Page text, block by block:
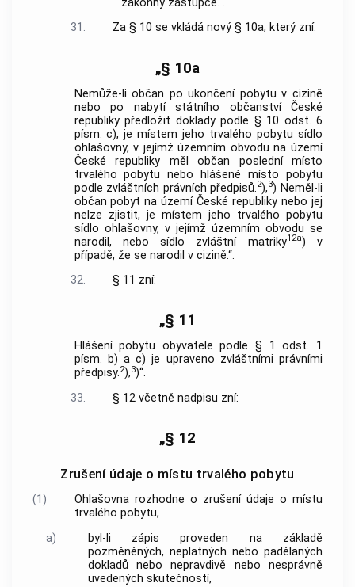
zákonný zástupce.“.
31.
Za § 10 se vkládá nový § 10a, který zní:
„§ 10a
Nemůže-li občan po ukončení pobytu v cizině
nebo po nabytí státního občanství České
republiky předložit doklady podle § 10 odst. 6
písm. c), je místem jeho trvalého pobytu sídlo
ohlašovny, v jejímž územním obvodu na území
České republiky měl občan poslední místo
trvalého pobytu nebo hlášené místo pobytu
podle zvláštních právních předpisů.2),3) Neměl-li
občan pobyt na území České republiky nebo jej
nelze zjistit, je místem jeho trvalého pobytu
sídlo ohlašovny, v jejímž územním obvodu se
narodil, nebo sídlo zvláštní matriky12a) v
případě, že se narodil v cizině.“.
32.
§ 11 zní:
„§ 11
Hlášení pobytu obyvatele podle § 1 odst. 1
písm. b) a c) je upraveno zvláštními právními
předpisy.2),3)“.
33.
§ 12 včetně nadpisu zní:
„§ 12
Zrušení údaje o místu trvalého pobytu
(1)
Ohlašovna rozhodne o zrušení údaje o místu
trvalého pobytu,
a)
byl-li zápis proveden na základě
pozměněných, neplatných nebo padělaných
dokladů nebo nepravdivě nebo nesprávně
uvedených skutečností,